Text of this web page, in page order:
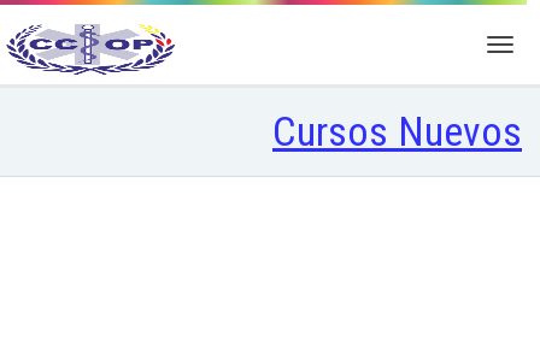
Cursos Nuevos